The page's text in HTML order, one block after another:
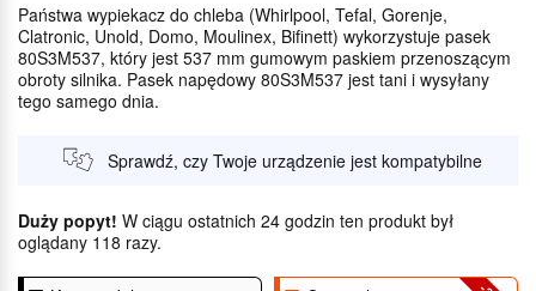
Państwa wypiekacz do chleba (Whirlpool, Tefal, Gorenje,
Clatronic, Unold, Domo, Moulinex, Bifinett) wykorzystuje pasek
80S3M537, który jest 537 mm gumowym paskiem przenoszącym
obroty silnika. Pasek napędowy 80S3M537 jest tani i wysyłany
tego samego dnia.
Sprawdź, czy Twoje urządzenie jest kompatybilne
Duży popyt! W ciągu ostatnich 24 godzin ten produkt był
oglądany 118 razy.